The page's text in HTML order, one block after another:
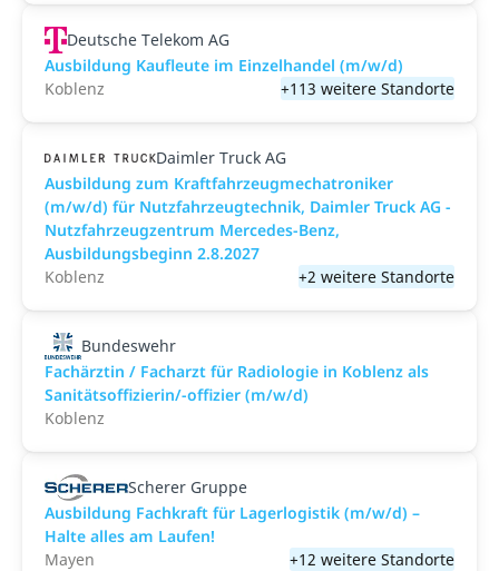
Deutsche Telekom AG
Ausbildung Kaufleute im Einzelhandel (m/w/d)
Koblenz
+113 weitere Standorte
Daimler Truck AG
Ausbildung zum Kraftfahrzeugmechatroniker
(m/w/d) für Nutzfahrzeugtechnik, Daimler Truck AG -
Nutzfahrzeugzentrum Mercedes-Benz,
Ausbildungsbeginn 2.8.2027
Koblenz
+2 weitere Standorte
Bundeswehr
Fachärztin / Facharzt für Radiologie in Koblenz als
Sanitätsoffizierin/-offizier (m/w/d)
Koblenz
Scherer Gruppe
Ausbildung Fachkraft für Lagerlogistik (m/w/d) –
Halte alles am Laufen!
Mayen
+12 weitere Standorte